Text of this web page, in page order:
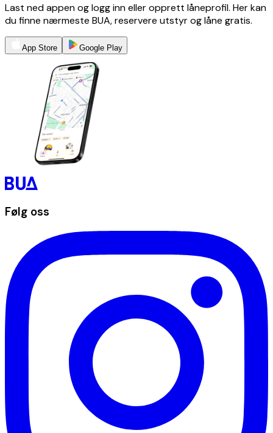
Last ned appen og logg inn eller opprett låneprofil. Her kan
du finne nærmeste BUA, reservere utstyr og låne gratis.
App Store Google Play
Følg oss